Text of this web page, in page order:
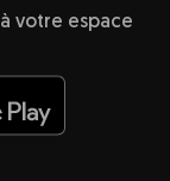
votre espace